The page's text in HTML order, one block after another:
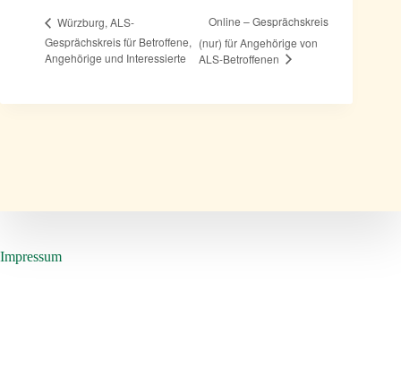
Würzburg, ALS-
Gesprächskreis für Betroffene,
Angehörige und Interessierte
Online – Gesprächskreis
(nur) für Angehörige von
ALS-Betroffenen
Impressum